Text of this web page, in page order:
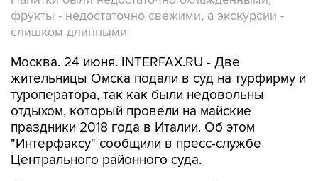
фрукты - недостаточно свежими, а экскурсии -
слишком длинными
Москва. 24 июня. INTERFAX.RU - Две
жительницы Омска подали в суд на турфирму и
туроператора, так как были недовольны
отдыхом, который провели на майские
праздники 2018 года в Италии. Об этом
"Интерфаксу" сообщили в пресс-службе
Центрального районного суда.